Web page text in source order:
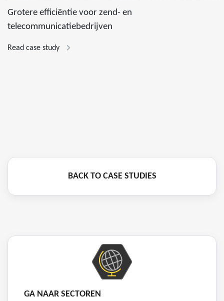
Grotere efficiëntie voor zend- en
telecommunicatiebedrijven
Read case study
BACK TO CASE STUDIES
GA NAAR SECTOREN